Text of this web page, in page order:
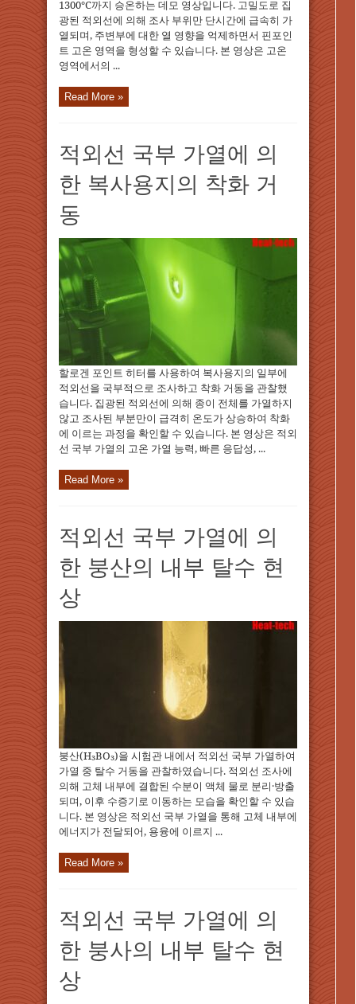
1300°C까지 승온하는 데모 영상입니다. 고밀도로 집
광된 적외선에 의해 조사 부위만 단시간에 급속히 가
열되며, 주변부에 대한 열 영향을 억제하면서 핀포인
트 고온 영역을 형성할 수 있습니다. 본 영상은 고온
영역에서의 ...
Read More »
적외선 국부 가열에 의
한 복사용지의 착화 거
동
할로겐 포인트 히터를 사용하여 복사용지의 일부에
적외선을 국부적으로 조사하고 착화 거동을 관찰했
습니다. 집광된 적외선에 의해 종이 전체를 가열하지
않고 조사된 부분만이 급격히 온도가 상승하여 착화
에 이르는 과정을 확인할 수 있습니다. 본 영상은 적외
선 국부 가열의 고온 가열 능력, 빠른 응답성, ...
Read More »
적외선 국부 가열에 의
한 붕산의 내부 탈수 현
상
붕산(H₃BO₃)을 시험관 내에서 적외선 국부 가열하여
가열 중 탈수 거동을 관찰하였습니다. 적외선 조사에
의해 고체 내부에 결합된 수분이 액체 물로 분리·방출
되며, 이후 수증기로 이동하는 모습을 확인할 수 있습
니다. 본 영상은 적외선 국부 가열을 통해 고체 내부에
에너지가 전달되어, 용융에 이르지 ...
Read More »
적외선 국부 가열에 의
한 붕사의 내부 탈수 현
상